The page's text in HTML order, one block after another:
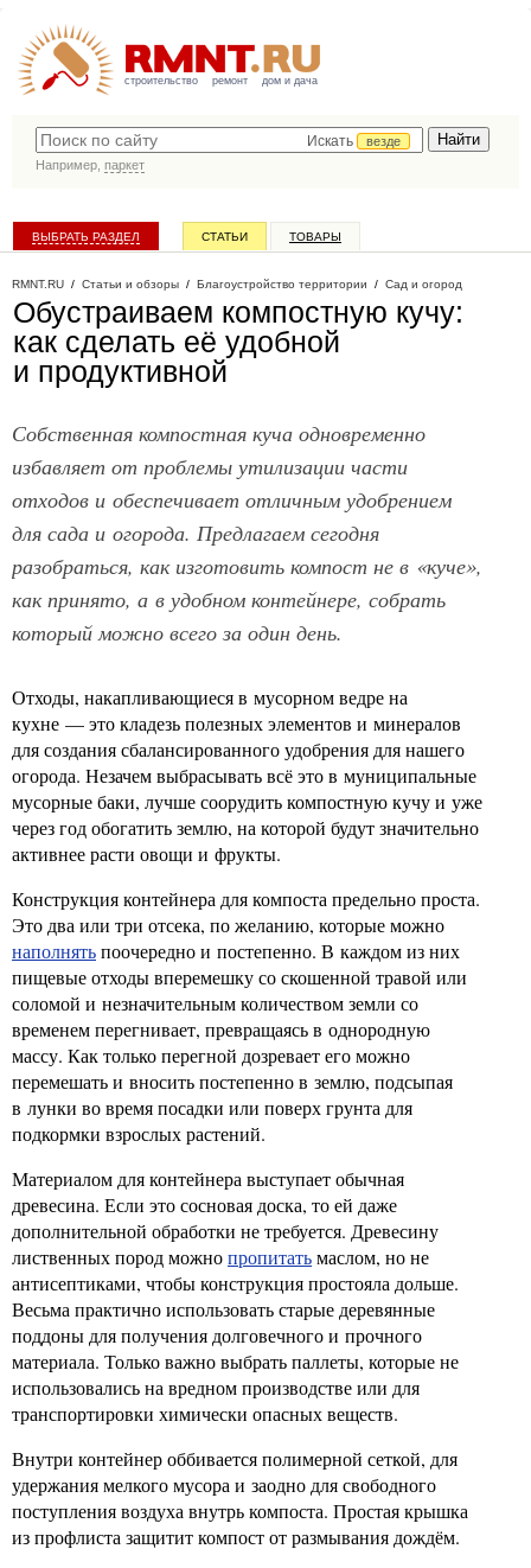
строительство ремонт дом и дача
Искать
везде
Например, паркет
ВЫБРАТЬ РАЗДЕЛ СТАТЬИ ТОВАРЫ
RMNT.RU / Статьи и обзоры / Благоустройство территории / Сад и огород
Обустраиваем компостную кучу:
как сделать её удобной
и продуктивной
Собственная компостная куча одновременно
избавляет от проблемы утилизации части
отходов и обеспечивает отличным удобрением
для сада и огорода. Предлагаем сегодня
разобраться, как изготовить компост не в «куче»,
как принято, а в удобном контейнере, собрать
который можно всего за один день.
Отходы, накапливающиеся в мусорном ведре на
кухне — это кладезь полезных элементов и минералов
для создания сбалансированного удобрения для нашего
огорода. Незачем выбрасывать всё это в муниципальные
мусорные баки, лучше соорудить компостную кучу и уже
через год обогатить землю, на которой будут значительно
активнее расти овощи и фрукты.
Конструкция контейнера для компоста предельно проста.
Это два или три отсека, по желанию, которые можно
наполнятьпоочередно и постепенно. В каждом из них
пищевые отходы вперемешку со скошенной травой или
соломой и незначительным количеством земли со
временем перегнивает, превращаясь в однородную
массу. Как только перегной дозревает его можно
перемешать и вносить постепенно в землю, подсыпая
в лунки во время посадки или поверх грунта для
подкормки взрослых растений.
Материалом для контейнера выступает обычная
древесина. Если это сосновая доска, то ей даже
дополнительной обработки не требуется. Древесину
лиственных пород можнопропитатьмаслом, но не
антисептиками, чтобы конструкция простояла дольше.
Весьма практично использовать старые деревянные
поддоны для получения долговечного и прочного
материала. Только важно выбрать паллеты, которые не
использовались на вредном производстве или для
транспортировки химически опасных веществ.
Внутри контейнер оббивается полимерной сеткой, для
удержания мелкого мусора и заодно для свободного
поступления воздуха внутрь компоста. Простая крышка
из профлиста защитит компост от размывания дождём.